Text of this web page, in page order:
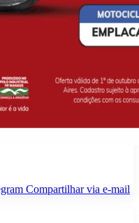
Compartilhar via e-mail